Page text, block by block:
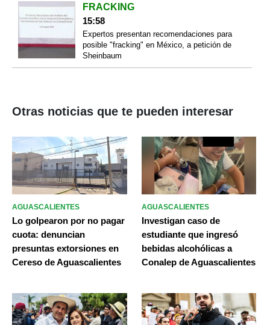
FRACKING
15:58
Expertos presentan recomendaciones para
posible "fracking" en México, a petición de
Sheinbaum
Otras noticias que te pueden interesar
AGUASCALIENTES
Lo golpearon por no pagar
cuota: denuncian
presuntas extorsiones en
Cereso de Aguascalientes
AGUASCALIENTES
Investigan caso de
estudiante que ingresó
bebidas alcohólicas a
Conalep de Aguascalientes